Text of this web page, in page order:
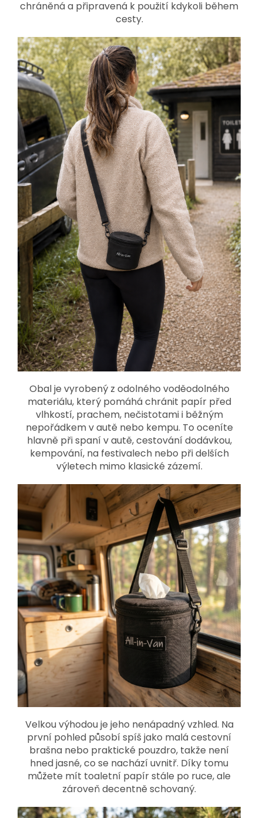
chráněná a připravená k použití kdykoli během
cesty.
Obal je vyrobený z odolného voděodolného
materiálu, který pomáhá chránit papír před
vlhkostí, prachem, nečistotami i běžným
nepořádkem v autě nebo kempu. To oceníte
hlavně při spaní v autě, cestování dodávkou,
kempování, na festivalech nebo při delších
výletech mimo klasické zázemí.
Velkou výhodou je jeho nenápadný vzhled. Na
první pohled působí spíš jako malá cestovní
brašna nebo praktické pouzdro, takže není
hned jasné, co se nachází uvnitř. Díky tomu
můžete mít toaletní papír stále po ruce, ale
zároveň decentně schovaný.